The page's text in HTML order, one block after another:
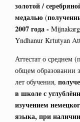
золотой /
медалью (
2007 года -
Yndhanur Krtutyan
Аттестат о среднем
общем образовании
лет обучения,
в школе с
изучением
языка, при наличии